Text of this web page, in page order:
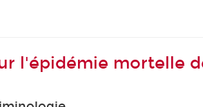
l'épidémie mortelle